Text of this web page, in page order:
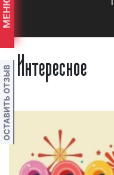
Интересное
МЕНЮ
ОСТАВИТЬ ОТЗЫВ